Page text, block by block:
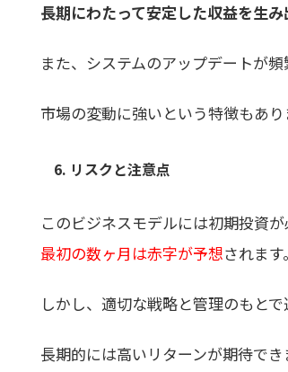
長期にわたって安定した収益を生
また、システムのアップデートが頻
市場の変動に強いという特徴もあり
6. リスクと注意点
このビジネスモデルには初期投資が
最初の数ヶ月は赤字が予想されます。
しかし、適切な戦略と管理のもとで
長期的には高いリターンが期待でき